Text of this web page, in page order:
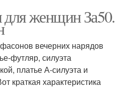
для женщин За50.
вечерних нарядов
футляр, силуэта
платье А-силуэта и
краткая характеристика